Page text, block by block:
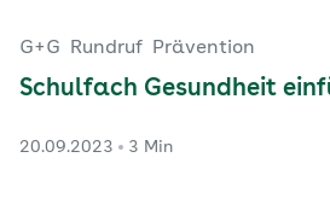
G+G Rundruf Prävention
Schulfach Gesundheit
20.09.2023 3 Min